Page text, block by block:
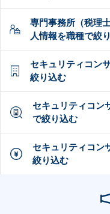
専門事務所（税理
人情報を職種で絞
セキュリティコン
絞り込む
セキュリティコン
で絞り込む
セキュリティコン
絞り込む